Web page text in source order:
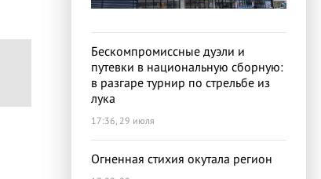
Бескомпромиссные дуэли и
путевки в национальную сборную:
в разгаре турнир по стрельбе из
лука
17:36, 29 июля
Огненная стихия окутала регион